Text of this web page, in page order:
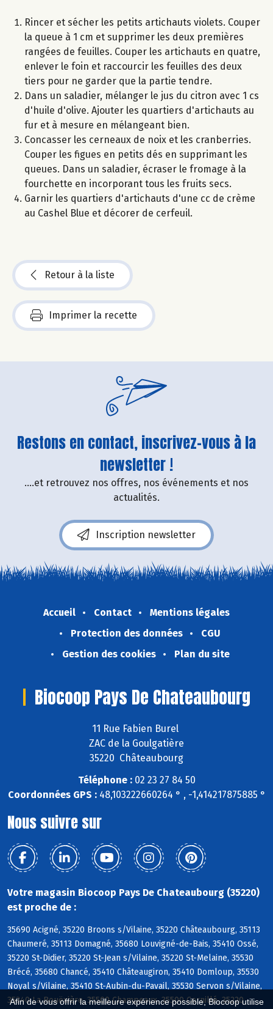
Afin de vous offrir la meilleure expérience possible, Biocoop utilise
Rincer et sécher les petits artichauts violets. Couper
la queue à 1 cm et supprimer les deux premières
rangées de feuilles. Couper les artichauts en quatre,
enlever le foin et raccourcir les feuilles des deux
tiers pour ne garder que la partie tendre.
Dans un saladier, mélanger le jus du citron avec 1 cs
d'huile d'olive. Ajouter les quartiers d'artichauts au
fur et à mesure en mélangeant bien.
Concasser les cerneaux de noix et les cranberries.
Couper les figues en petits dés en supprimant les
queues. Dans un saladier, écraser le fromage à la
fourchette en incorporant tous les fruits secs.
Garnir les quartiers d'artichauts d'une cc de crème
au Cashel Blue et décorer de cerfeuil.
Retour à la liste
Imprimer la recette
Restons en contact, inscrivez-vous à la
newsletter !
....et retrouvez nos offres, nos événements et nos
actualités.
Inscription newsletter
Accueil Contact
Mentions légales
Protection des données
CGU
Gestion des cookies
Plan du site
Biocoop Pays De Chateaubourg
11 Rue Fabien Burel
ZAC de la Goulgatière
35220 Châteaubourg
Téléphone :02 23 27 84 50
Coordonnées GPS :48,103222660264 ° , -1,414217875885 °
Nous suivre sur
Votre magasin Biocoop Pays De Chateaubourg (35220)
est proche de :
35690 Acigné, 35220 Broons s/Vilaine, 35220 Châteaubourg, 35113
Chaumeré, 35113 Domagné, 35680 Louvigné-de-Bais, 35410 Ossé,
35220 St-Didier, 35220 St-Jean s/Vilaine, 35220 St-Melaine, 35530
Brécé, 35680 Chancé, 35410 Châteaugiron, 35410 Domloup, 35530
Noyal s/Vilaine, 35410 St-Aubin-du-Pavail, 35530 Servon s/Vilaine,
35340 La Bouëxière, 35500 Champeaux, 35500 Cornillé, 35220